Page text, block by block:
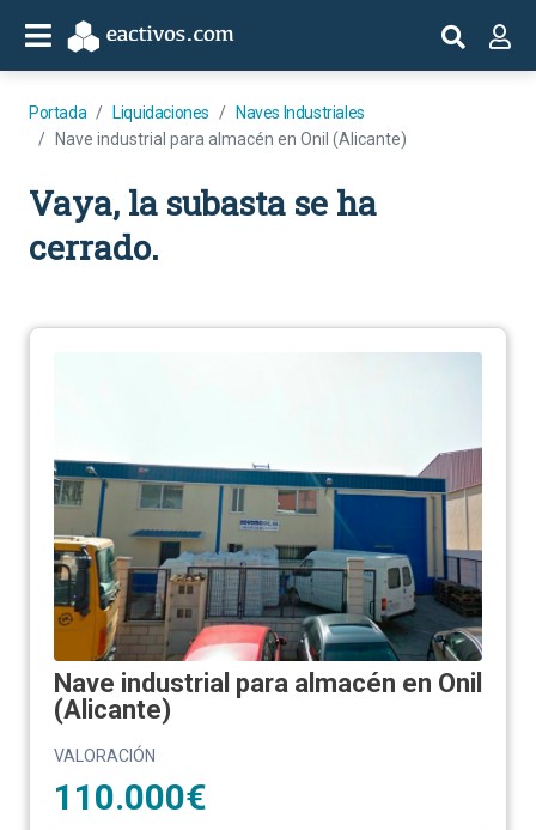
Portada Liquidaciones
Naves Industriales
Nave industrial para almacén en Onil (Alicante)
Vaya, la subasta se ha
cerrado.
Nave industrial para almacén en Onil
(Alicante)
VALORACIÓN
110.000€